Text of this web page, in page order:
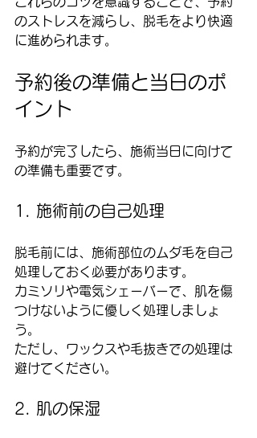
のストレスを減らし、脱毛をより快適
に進められます。
予約後の準備と当日のポ
イント
予約が完了したら、施術当日に向けて
の準備も重要です。
1. 施術前の自己処理
脱毛前には、施術部位のムダ毛を自己
処理しておく必要があります。
カミソリや電気シェーバーで、肌を傷
つけないように優しく処理しましょ
う。
ただし、ワックスや毛抜きでの処理は
避けてください。
2. 肌の保湿